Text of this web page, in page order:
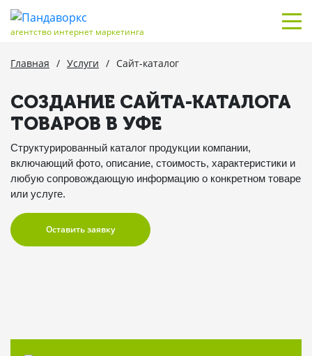
агентство интернет маркетинга
Главная / Услуги / Сайт-каталог
СОЗДАНИЕ САЙТА-КАТАЛОГА
ТОВАРОВ В УФЕ
Структурированный каталог продукции компании,
включающий фото, описание, стоимость, характеристики и
любую сопровождающую информацию о конкретном товаре
или услуге.
Оставить заявку